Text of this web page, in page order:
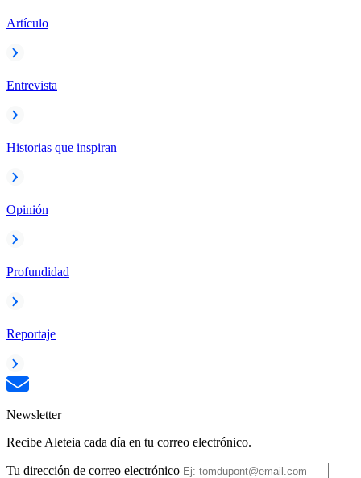
Artículo
Entrevista
Historias que inspiran
Opinión
Profundidad
Reportaje
Newsletter
Recibe Aleteia cada día en tu correo electrónico.
Tu dirección de correo electrónico